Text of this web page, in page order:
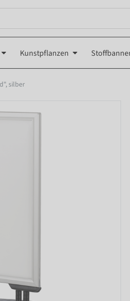
Kunstpflanzen
silber